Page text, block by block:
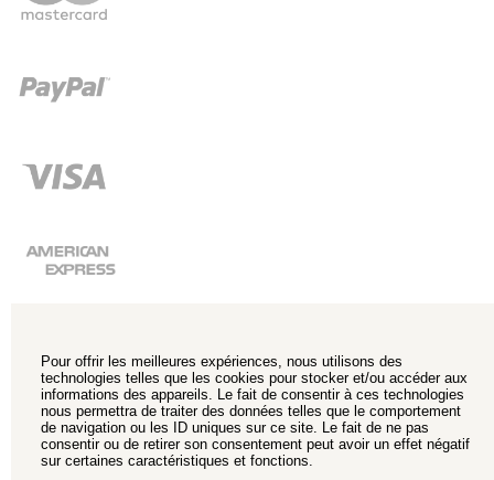
Pour offrir les meilleures expériences, nous utilisons des
technologies telles que les cookies pour stocker et/ou accéder aux
informations des appareils. Le fait de consentir à ces technologies
nous permettra de traiter des données telles que le comportement
de navigation ou les ID uniques sur ce site. Le fait de ne pas
consentir ou de retirer son consentement peut avoir un effet négatif
sur certaines caractéristiques et fonctions.